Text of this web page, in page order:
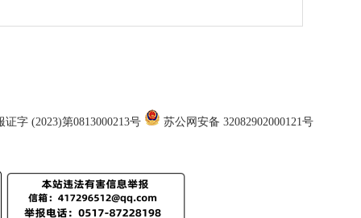
证字 (2023)第0813000213号 苏公网安备 32082902000121号